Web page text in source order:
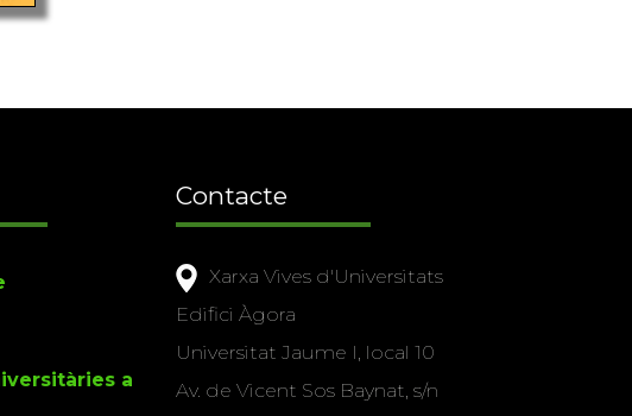
a
Contacte
Xarxa Vives d'Universitats
Edifici Àgora
Universitat Jaume I, local 10
Av. de Vicent Sos Baynat, s/n